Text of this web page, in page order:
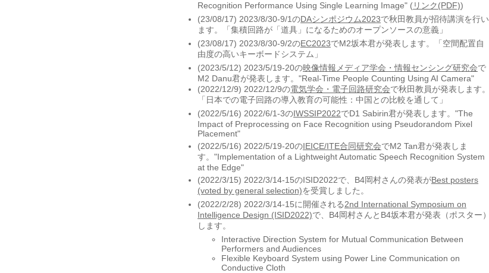
Recognition Performance Using Single Learning Image" (リンク(PDF))
(23/08/17) 2023/8/30-9/1のDAシンポジウム2023で秋田教員が招待講演を行い
ます。「集積回路が「道具」になるためのオープンソースの意義」
(23/08/17) 2023/8/30-9/2のEC2023でM2坂本君が発表します。「空間配置自
由度の高いキーボードシステム」
(2023/5/12) 2023/5/19-20の映像情報メディア学会・情報センシング研究会で
M2 Danu君が発表します。"Real-Time People Counting Using AI Camera"
(2022/12/9) 2022/12/9の電気学会・電子回路研究会で秋田教員が発表します。
「日本での電子回路の導入教育の可能性：中国との比較を通して」
(2022/5/16) 2022/6/1-3のIWSSIP2022でD1 Sabirin君が発表します。"The
Impact of Preprocessing on Face Recognition using Pseudorandom Pixel
Placement"
(2022/5/16) 2022/5/19-20のIEICE/ITE合同研究会でM2 Tan君が発表しま
す。"Implementation of a Lightweight Automatic Speech Recognition System
at the Edge"
(2022/3/15) 2022/3/14-15のISID2022で、B4岡村さんの発表がBest posters
(voted by general selection)を受賞しました。
(2022/2/28) 2022/3/14-15に開催される2nd International Symposium on
Intelligence Design (ISID2022)で、B4岡村さんとB4坂本君が発表（ポスター）
します。
Interactive Direction System for Mutual Communication Between
Performers and Audiences
Flexible Keyboard System using Power Line Communication on
Conductive Cloth